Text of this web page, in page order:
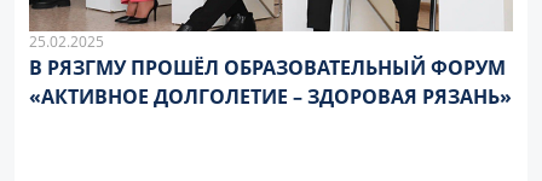
25.02.2025
В РЯЗГМУ ПРОШËЛ ОБРАЗОВАТЕЛЬНЫЙ ФОРУМ
«АКТИВНОЕ ДОЛГОЛЕТИЕ – ЗДОРОВАЯ РЯЗАНЬ»